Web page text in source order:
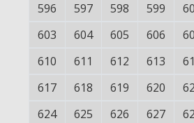
596
597 598 599
603
604 605 606
610
611 612 613
617
618 619 620
624
625 626 627